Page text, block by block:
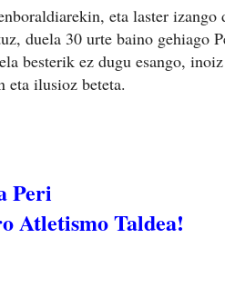
eta laster izango
duela 30 urte baino gehiago
besterik ez dugu esango,
eta ilusioz beteta.
Peri
Atletismo Taldea!